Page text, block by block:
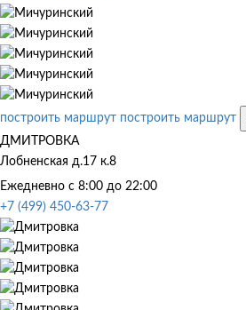
построить маршрут построить маршрут
ДМИТРОВКА
Лобненская д.17 к.8
Ежедневно с 8:00 до 22:00
+7 (499) 450-63-77